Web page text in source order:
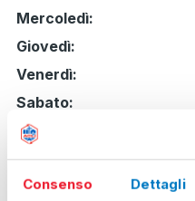
Consenso Dettagli
Mercoledì:
Giovedì:
Venerdì:
Sabato:
Domenica:
Prossimi giorni
di chiusura straordinaria